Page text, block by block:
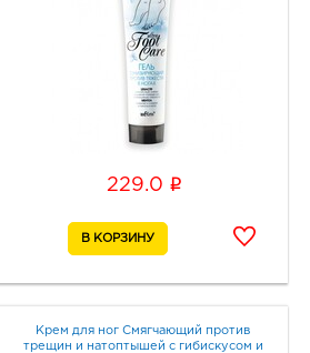
229.0 i
Крем для ног Смягчающий против
трещин и натоптышей с гибискусом и